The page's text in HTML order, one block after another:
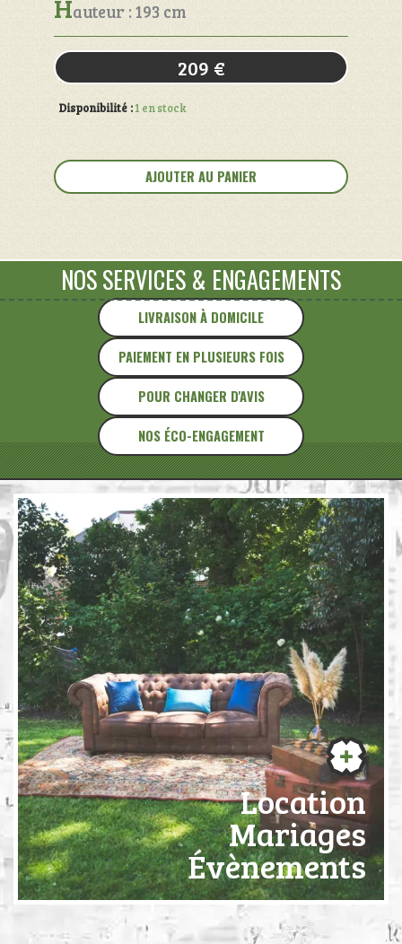
Hauteur : 193 cm
209 €
Disponibilité :1 en stock
de
Armoire
AJOUTER AU PANIER
LIVRAISON À DOMICILE
PAIEMENT EN PLUSIEURS FOIS
NOS SERVICES & ENGAGEMENTS
POUR CHANGER D'AVIS
NOS ÉCO-ENGAGEMENT
Location
Mariages
Évènements